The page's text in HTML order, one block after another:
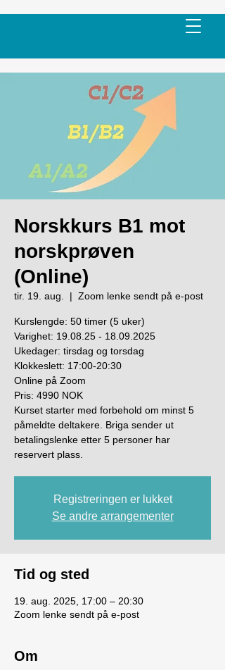
Norskkurs B1 mot
norskprøven
(Online)
tir. 19. aug.
  |
Zoom lenke sendt på e-post
Kurslengde: 50 timer (5 uker)
Varighet: 19.08.25 - 18.09.2025
Ukedager: tirsdag og torsdag
Klokkeslett: 17:00-20:30
Online på Zoom
Pris: 4990 NOK
Kurset starter med forbehold om minst 5
påmeldte deltakere. Briga sender ut
betalingslenke etter 5 personer har
reservert plass.
Registreringen er lukket
Se andre arrangementer
Tid og sted
19. aug. 2025, 17:00 – 20:30
Zoom lenke sendt på e-post
Om